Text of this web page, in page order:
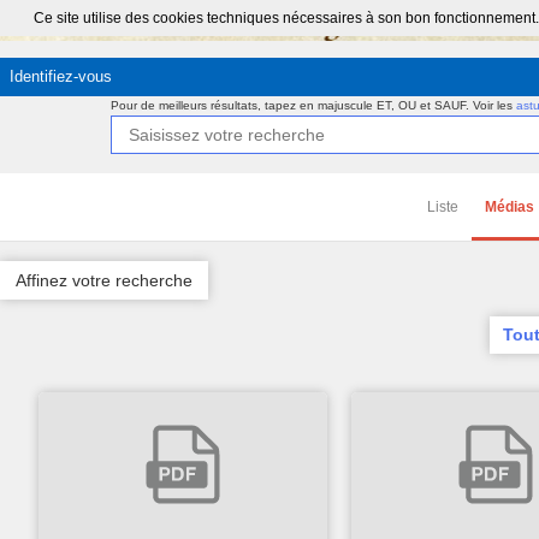
Ce site utilise des cookies techniques nécessaires à son bon
Identifiez-vous
Pour de meilleurs résultats, tapez en majuscule ET, OU et SAUF. Voir les
Liste Médias
Affinez votre recherche